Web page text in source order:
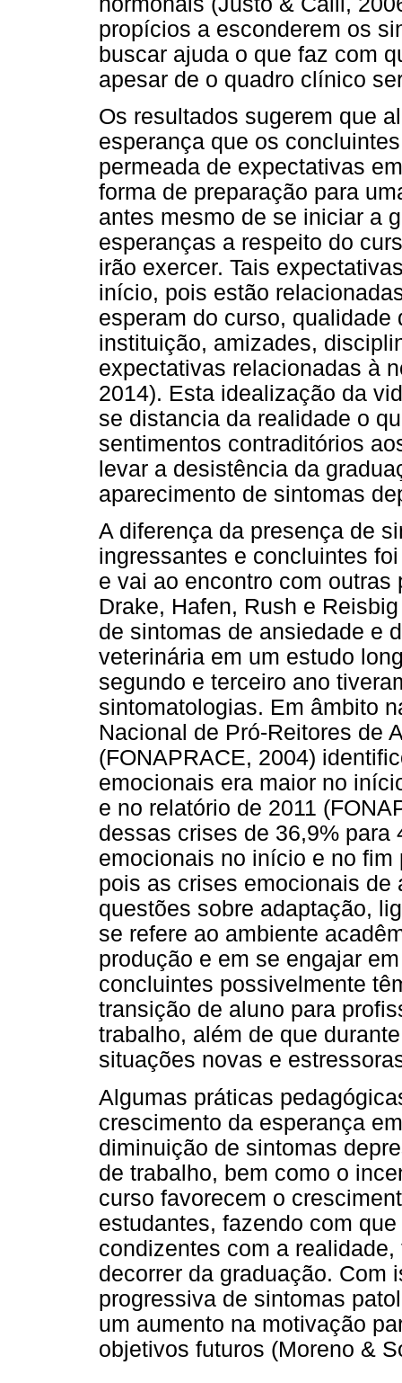
propícios a esconderem os
buscar ajuda o que faz com
apesar de o quadro clínico
Os resultados sugerem que
esperança que os
permeada de expectativas
forma de preparação para
antes mesmo de se iniciar a
esperanças a respeito do
irão exercer. Tais
início, pois estão
esperam do curso,
instituição, amizades,
expectativas relacionadas à
2014). Esta idealização da
se distancia da realidade o
sentimentos contraditórios
levar a desistência da
aparecimento de sintomas
A diferença da presença de
ingressantes e concluintes
e vai ao encontro com
Drake, Hafen, Rush e
de sintomas de ansiedade e
veterinária em um estudo
segundo e terceiro ano
sintomatologias. Em âmbito
Nacional de Pró-Reitores de
(FONAPRACE, 2004)
emocionais era maior no
e no relatório de 2011
dessas crises de 36,9% para
emocionais no início e no
pois as crises emocionais
questões sobre adaptação,
se refere ao ambiente
produção e em se engajar
concluintes possivelmente
transição de aluno para
trabalho, além de que
situações novas e
Algumas práticas
crescimento da esperança
diminuição de sintomas
de trabalho, bem como o
curso favorecem o
estudantes, fazendo com
condizentes com a
decorrer da graduação. Com
progressiva de sintomas
um aumento na motivação
objetivos futuros (Moreno &